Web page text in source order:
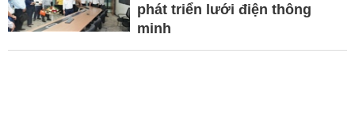
phát triển lưới điện thông
minh